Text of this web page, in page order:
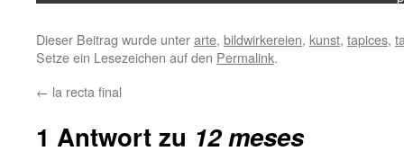
Dieser Beitrag wurde unterarte, bildwirkereien, kunst, tapices,
Setze ein Lesezeichen auf den Permalink.
← la recta final
1 Antwort zu 12 meses